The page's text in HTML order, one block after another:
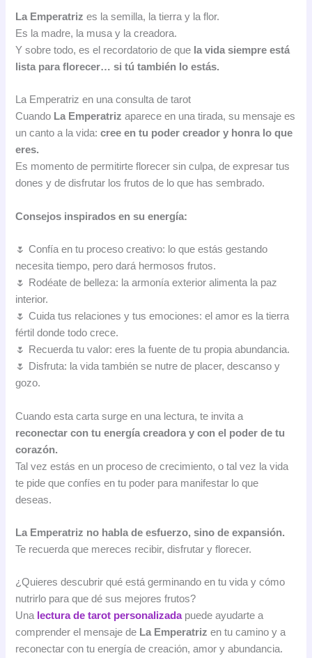
La Emperatriz es la semilla, la tierra y la flor.
Es la madre, la musa y la creadora.
Y sobre todo, es el recordatorio de que la vida siempre está
lista para florecer… si tú también lo estás.
La Emperatriz en una consulta de tarot
Cuando La Emperatriz aparece en una tirada, su mensaje es
un canto a la vida:cree en tu poder creador y honra lo que
eres.
Es momento de permitirte florecer sin culpa, de expresar tus
dones y de disfrutar los frutos de lo que has sembrado.
Consejos inspirados en su energía:
🌷 Confía en tu proceso creativo: lo que estás gestando
necesita tiempo, pero dará hermosos frutos.
🌷 Rodéate de belleza: la armonía exterior alimenta la paz
interior.
🌷 Cuida tus relaciones y tus emociones: el amor es la tierra
fértil donde todo crece.
🌷 Recuerda tu valor: eres la fuente de tu propia abundancia.
🌷 Disfruta: la vida también se nutre de placer, descanso y
gozo.
Cuando esta carta surge en una lectura, te invita a
reconectar con tu energía creadora y con el poder de tu
corazón.
Tal vez estás en un proceso de crecimiento, o tal vez la vida
te pide que confíes en tu poder para manifestar lo que
deseas.
La Emperatriz no habla de esfuerzo, sino de expansión.
Te recuerda que mereces recibir, disfrutar y florecer.
¿Quieres descubrir qué está germinando en tu vida y cómo
nutrirlo para que dé sus mejores frutos?
Una lectura de tarot personalizada puede ayudarte a
comprender el mensaje de La Emperatriz en tu camino y a
reconectar con tu energía de creación, amor y abundancia.